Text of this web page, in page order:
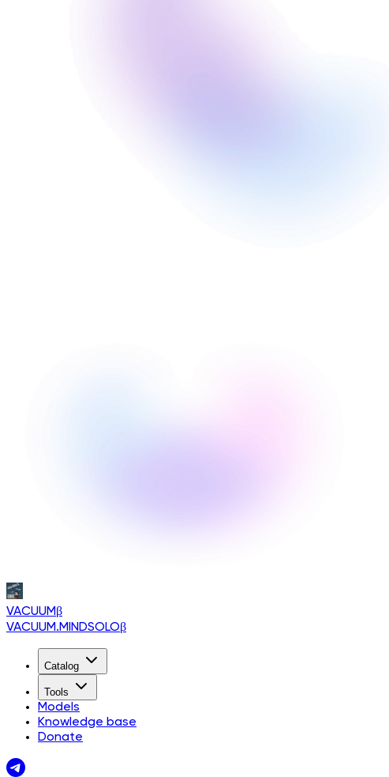
VACUUMβ
VACUUM.MINDSOLOβ
Catalog
Tools
Models
Knowledge base
Donate